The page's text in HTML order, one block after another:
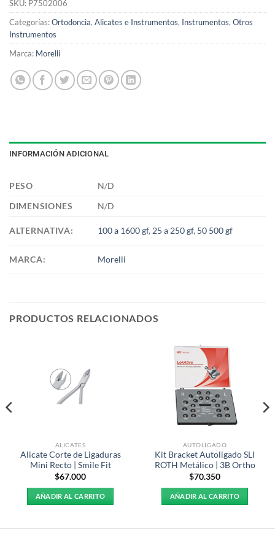
SKU: P7502006
Categorías:Ortodoncia, Alicates e Instrumentos, Instrumentos, Otros
Instrumentos
Marca: Morelli
INFORMACIÓN ADICIONAL
PESO
N/D
DIMENSIONES
N/D
ALTERNATIVA: 100 a 1600 gf, 25 a 250 gf, 50 500 gf
MARCA: Morelli
PRODUCTOS RELACIONADOS
ALICATES
Alicate Corte de Ligaduras
Mini Recto | Smile Fit
$67.000
AÑADIR AL CARRITO
AUTOLIGADO
Kit Bracket Autoligado SLI
ROTH Metálico | 3B Ortho
$70.350
AÑADIR AL CARRITO